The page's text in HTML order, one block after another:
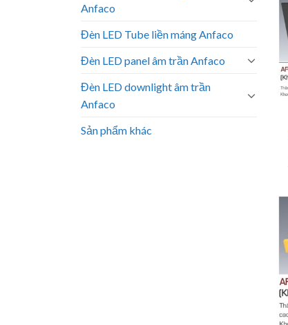
Anfaco
Đèn LED Tube liền máng Anfaco
Đèn LED panel âm trần Anfaco
Đèn LED downlight âm trần
Anfaco
Sản phẩm khác